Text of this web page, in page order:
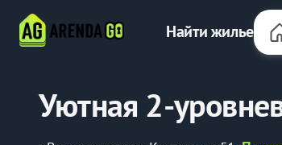
Найти жилье
Уютная 2-